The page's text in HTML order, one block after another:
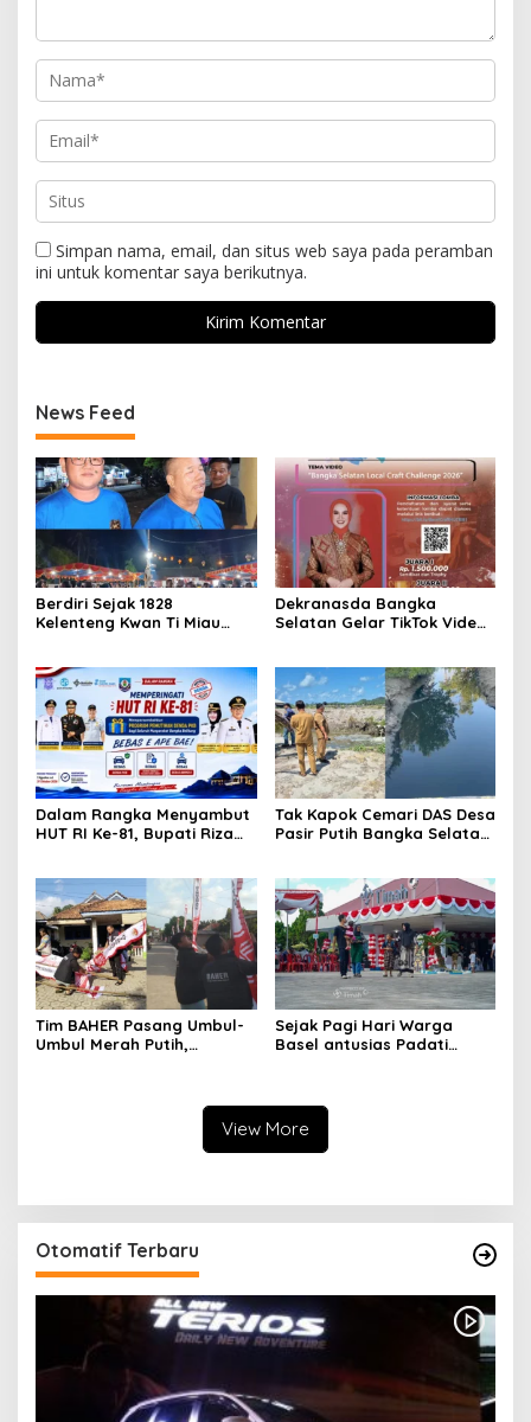
Simpan nama, email, dan situs web saya pada peramban
ini untuk komentar saya berikutnya.
News Feed
Berdiri Sejak 1828
Kelenteng Kwan Ti Miau
Meriah
Dekranasda Bangka
Selatan Gelar TikTok Video
Dalam Rangka Menyambut
HUT RI Ke-81, Bupati Riza
Pemutihan Pajak
Kendaraan Bermotor
Tak Kapok Cemari DAS Desa
Pasir Putih Bangka Selatan,
Tim BAHER Pasang Umbul-
Umbul Merah Putih,
Sejak Pagi Hari Warga
Basel antusias Padati
Kesehatan Gratis Hingga
Khitanan Massal
View More
Otomatif Terbaru